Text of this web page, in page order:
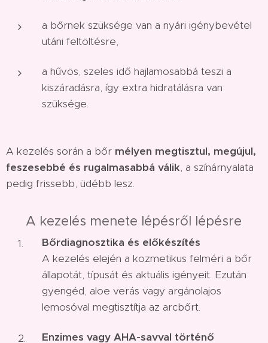
a bőrnek szüksége van a nyári igénybevétel
utáni feltöltésre,
a hűvös, szeles idő hajlamosabbá teszi a
kiszáradásra, így extra hidratálásra van
szüksége.
A kezelés során a bőr mélyen megtisztul, megújul,
feszesebbé és rugalmasabbá válik, a színárnyalata
pedig frissebb, üdébb lesz.
🌿 A kezelés menete lépésről lépésre
Bőrdiagnosztika és előkészítés
A kezelés elején a kozmetikus felméri a bőr
állapotát, típusát és aktuális igényeit. Ezután
gyengéd, aloe verás vagy argánolajos
lemosóval megtisztítja az arcbőrt.
Enzimes vagy AHA-savval történő